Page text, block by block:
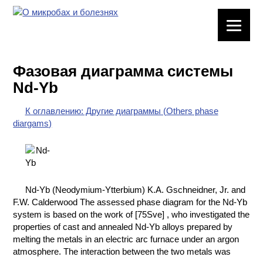
ХИМИЧЕСКАЯ
ПОСУДА
ВРЕДНЫЕ
ФАКТОРЫ
ХИМИЯ НА
ПРОИЗВОДСТВЕ
И ХИМИЧЕСКАЯ
ТЕХНОЛОГИЯ
Фазовая диаграмма системы
Nd-Yb
К оглавлению: Другие диаграммы (Others phase
diargams)
Nd-Yb (Neodymium-Ytterbium) K.A. Gschneidner, Jr. and
F.W. Calderwood The assessed phase diagram for the Nd-Yb
system is based on the work of [75Sve] , who investigated the
properties of cast and annealed Nd-Yb alloys prepared by
melting the metals in an electric arc furnace under an argon
atmosphere. The interaction between the two metals was